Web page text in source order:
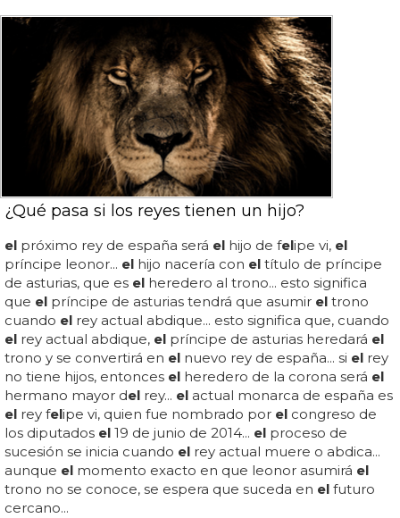
¿Qué pasa si los reyes tienen un hijo?
el próximo rey de españa será el hijo de felipe vi, el
príncipe leonor... el hijo nacería con el título de príncipe
de asturias, que es el heredero al trono... esto significa
que el príncipe de asturias tendrá que asumir el trono
cuando el rey actual abdique... esto significa que, cuando
el rey actual abdique, el príncipe de asturias heredará el
trono y se convertirá en el nuevo rey de españa... si el rey
no tiene hijos, entonces el heredero de la corona será el
hermano mayor del rey... el actual monarca de españa es
el rey felipe vi, quien fue nombrado por el congreso de
los diputados el 19 de junio de 2014... el proceso de
sucesión se inicia cuando el rey actual muere o abdica...
aunque el momento exacto en que leonor asumirá el
trono no se conoce, se espera que suceda en el futuro
cercano...